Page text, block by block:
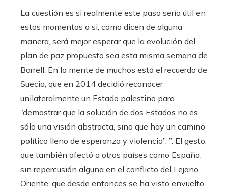
La cuestión es si realmente este paso sería útil en
estos momentos o si, como dicen de alguna
manera, será mejor esperar que la evolución del
plan de paz propuesto sea esta misma semana de
Borrell. En la mente de muchos está el recuerdo de
Suecia, que en 2014 decidió reconocer
unilateralmente un Estado palestino para
“demostrar que la solución de dos Estados no es
sólo una visión abstracta, sino que hay un camino
político lleno de esperanza y violencia”. ”. El gesto,
que también afectó a otros países como España,
sin repercusión alguna en el conflicto del Lejano
Oriente, que desde entonces se ha visto envuelto